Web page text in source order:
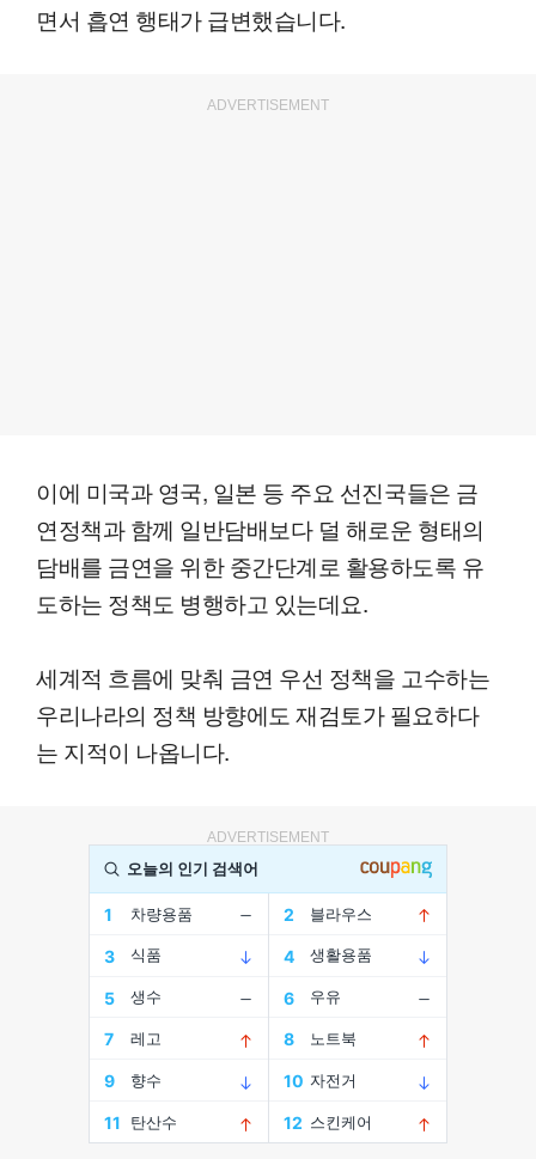
면서 흡연 행태가 급변했습니다.
ADVERTISEMENT
이에 미국과 영국, 일본 등 주요 선진국들은 금
연정책과 함께 일반담배보다 덜 해로운 형태의
담배를 금연을 위한 중간단계로 활용하도록 유
도하는 정책도 병행하고 있는데요.
세계적 흐름에 맞춰 금연 우선 정책을 고수하는
우리나라의 정책 방향에도 재검토가 필요하다
는 지적이 나옵니다.
ADVERTISEMENT